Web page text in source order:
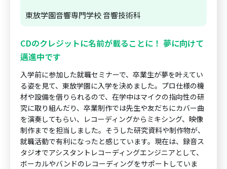
東放学園音響専門学校 音響技術科
CDのクレジットに名前が載ることに！ 夢に向けて
邁進中です
入学前に参加した就職セミナーで、卒業生が夢を叶えてい
る姿を見て、東放学園に入学を決めました。プロ仕様の機
材や設備を借りられるので、在学中はマイクの指向性の研
究に取り組んだり、卒業制作では先生や友だちにカバー曲
を演奏してもらい、レコーディングからミキシング、映像
制作までを担当しました。そうした研究資料や制作物が、
就職活動で有利になったと感じています。現在は、録音ス
タジオでアシスタントレコーディングエンジニアとして、
ボーカルやバンドのレコーディングをサポートしていま